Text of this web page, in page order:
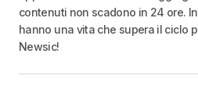
contenuti non scadono in 24 ore.
hanno una vita che supera il ciclo
Newsic!